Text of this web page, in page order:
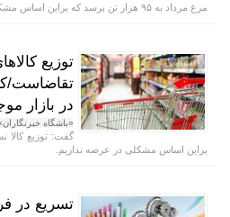
مرغ مرداد به ۹۵ هزار تن برسد که براین اساس مشکلی در تامین و تولید نداریم.
تقاضاست/
در بازار
«باشگاه
براین اساس مشکلی در عرضه نداریم.
تسریع در